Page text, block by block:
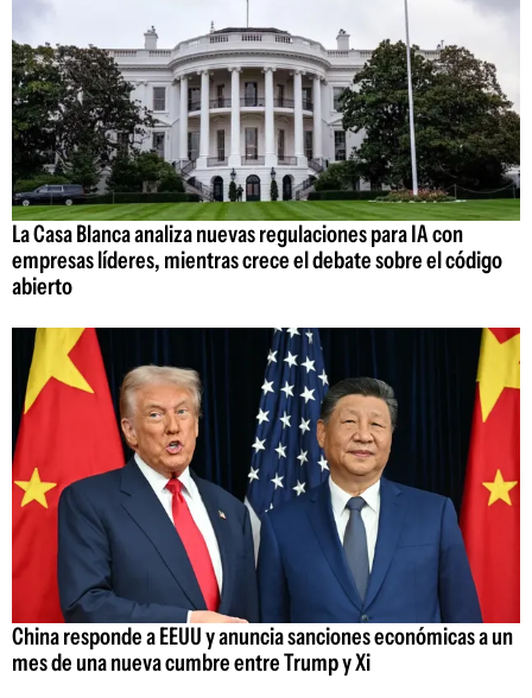
La Casa Blanca analiza nuevas regulaciones para IA con
empresas líderes, mientras crece el debate sobre el código
abierto
China responde a EEUU y anuncia sanciones económicas a un
mes de una nueva cumbre entre Trump y Xi